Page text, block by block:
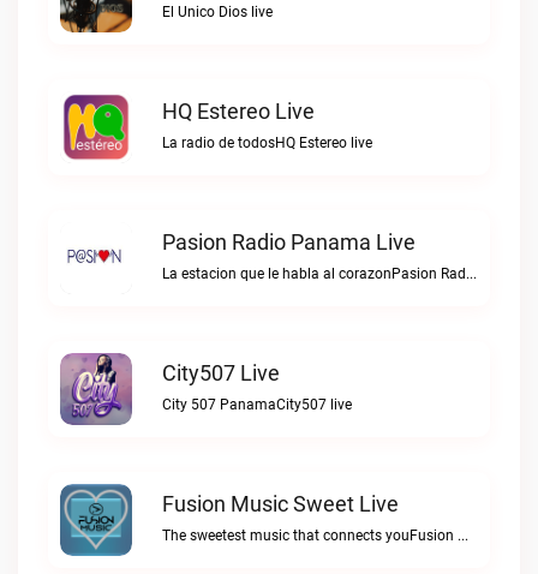
El Unico Dios live
HQ Estereo Live
La radio de todosHQ Estereo live
Pasion Radio Panama Live
La estacion que le habla al corazonPasion Radio Panama live
City507 Live
City 507 PanamaCity507 live
Fusion Music Sweet Live
The sweetest music that connects youFusion Music Sweet live